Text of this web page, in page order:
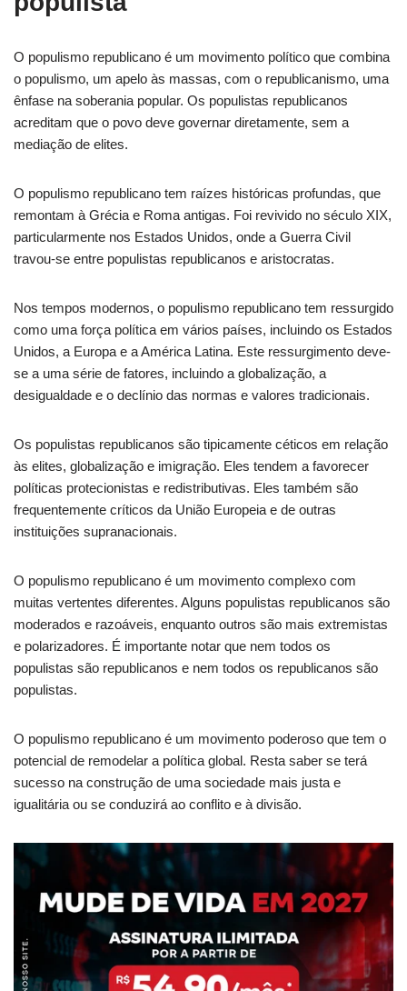
O populismo republicano é um movimento político que combina
o populismo, um apelo às massas, com o republicanismo, uma
ênfase na soberania popular. Os populistas republicanos
acreditam que o povo deve governar diretamente, sem a
mediação de elites.
O populismo republicano tem raízes históricas profundas, que
remontam à Grécia e Roma antigas. Foi revivido no século XIX,
particularmente nos Estados Unidos, onde a Guerra Civil
travou-se entre populistas republicanos e aristocratas.
Nos tempos modernos, o populismo republicano tem ressurgido
como uma força política em vários países, incluindo os Estados
Unidos, a Europa e a América Latina. Este ressurgimento deve-
se a uma série de fatores, incluindo a globalização, a
desigualdade e o declínio das normas e valores tradicionais.
Os populistas republicanos são tipicamente céticos em relação
às elites, globalização e imigração. Eles tendem a favorecer
políticas protecionistas e redistributivas. Eles também são
frequentemente críticos da União Europeia e de outras
instituições supranacionais.
O populismo republicano é um movimento complexo com
muitas vertentes diferentes. Alguns populistas republicanos são
moderados e razoáveis, enquanto outros são mais extremistas
e polarizadores. É importante notar que nem todos os
populistas são republicanos e nem todos os republicanos são
populistas.
O populismo republicano é um movimento poderoso que tem o
potencial de remodelar a política global. Resta saber se terá
sucesso na construção de uma sociedade mais justa e
igualitária ou se conduzirá ao conflito e à divisão.